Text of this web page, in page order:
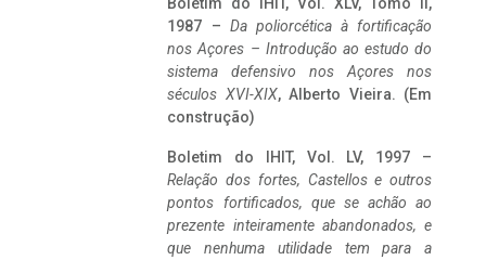
1987 – Da poliorcética à fortificação
nos Açores – Introdução ao estudo do
sistema defensivo nos Açores nos
séculos XVI-XIX, Alberto Vieira. (Em
construção)
Boletim do IHIT, Vol. LV, 1997 –
Relação dos fortes, Castellos e outros
pontos fortificados, que se achão ao
prezente inteiramente abandonados, e
que nenhuma utilidade tem para a